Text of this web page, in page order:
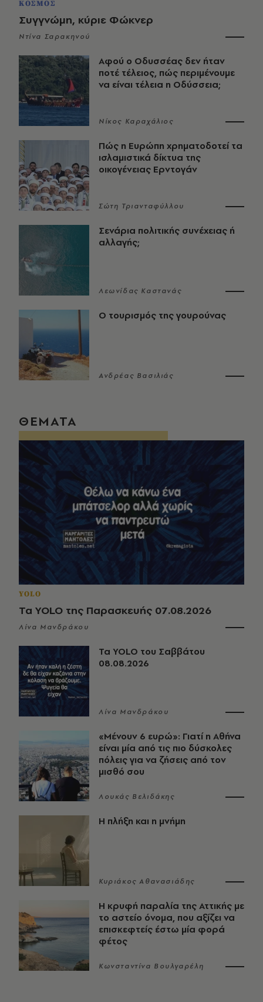
ΚΟΣΜΟΣ
Συγγνώμη, κύριε Φώκνερ
Ντίνα Σαρακηνού
Αφού ο Οδυσσέας δεν ήταν
ποτέ τέλειος, πώς περιμένουμε
να είναι τέλεια η Οδύσσεια;
Νίκος Καραχάλιος
Πώς η Ευρώπη χρηματοδοτεί τα
ισλαμιστικά δίκτυα της
οικογένειας Ερντογάν
Σώτη Τριανταφύλλου
Σενάρια πολιτικής συνέχειας ή
αλλαγής;
Λεωνίδας Καστανάς
Ο τουρισμός της γουρούνας
Ανδρέας Βασιλιάς
ΘΕΜΑΤΑ
YOLO
Τα YOLO της Παρασκευής 07.08.2026
Λίνα Μανδράκου
Τα YOLO του Σαββάτου
08.08.2026
Λίνα Μανδράκου
«Μένουν 6 ευρώ»: Γιατί η Αθήνα
είναι μία από τις πιο δύσκολες
πόλεις για να ζήσεις από τον
μισθό σου
Λουκάς Βελιδάκης
Η πλήξη και η μνήμη
Κυριάκος Αθανασιάδης
Η κρυφή παραλία της Αττικής με
το αστείο όνομα, που αξίζει να
επισκεφτείς έστω μία φορά
φέτος
Κωνσταντίνα Βουλγαρέλη